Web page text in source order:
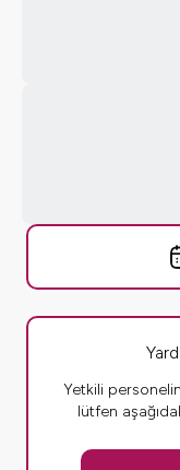
Yetkili
lütfen